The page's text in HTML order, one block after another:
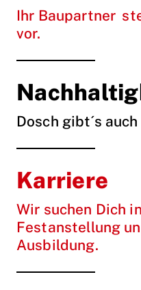
Ihr Baupartner
vor.
Dosch gibt´s
Karriere
Wir suchen Dich in
Festanstellung
Ausbildung.